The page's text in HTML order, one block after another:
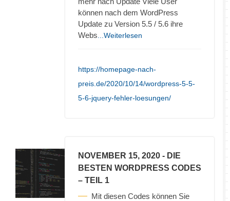
können nach dem WordPress
Update zu Version 5.5 / 5.6 ihre
Webs ...Weiterlesen
https://homepage-nach-
preis.de/2020/10/14/wordpress-5-5-
5-6-jquery-fehler-loesungen/
NOVEMBER 15, 2020 - DIE
BESTEN WORDPRESS CODES
– TEIL 1
Mit diesen Codes können Sie